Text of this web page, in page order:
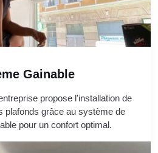
Gainable
propose l'installation de
plafonds grâce au système de
pour un confort optimal.